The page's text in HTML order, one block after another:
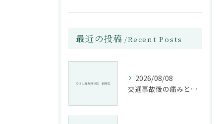
最近の投稿 Recent Posts
2026/08/08
交通事故後の痛みと姿勢改善に特化した整骨院の役割